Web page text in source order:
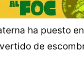
ha puesto
de